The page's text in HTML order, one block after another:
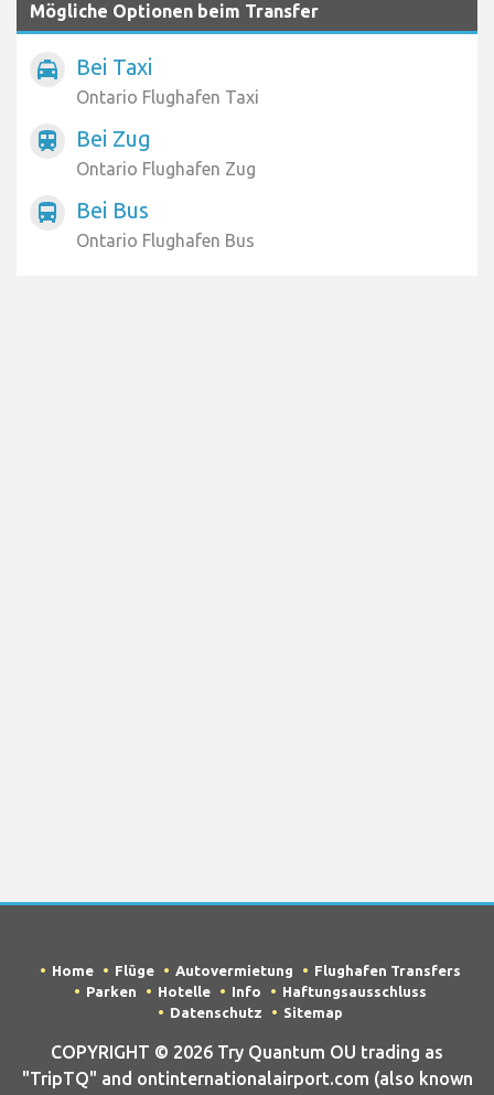
Mögliche Optionen beim Transfer
local_taxi Bei Taxi
Ontario Flughafen Taxi
train Bei Zug
Ontario Flughafen Zug
directions_bus Bei Bus
Ontario Flughafen Bus
Home Flüge Autovermietung
Flughafen Transfers
Parken
Hotelle Info
Haftungsausschluss
Datenschutz
Sitemap
COPYRIGHT © 2026 Try Quantum OU trading as
"TripTQ" and ontinternationalairport.com (also known